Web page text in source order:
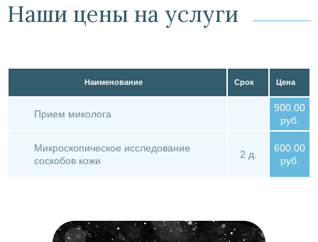
Наши цены на услуги
Наименование Срок Цена
Прием миколога
900.00
руб.
Микроскопическое исследование
соскобов кожи
2 д.
600.00
руб.